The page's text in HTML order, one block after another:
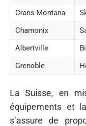
Crans-Montana
Chamonix
Albertville
Grenoble
La Suisse, en
équipements et
s’assure de